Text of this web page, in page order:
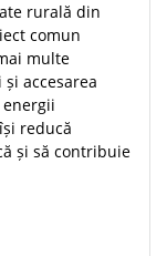
rurală din
comun
multe
accesarea
reducă
și să contribuie